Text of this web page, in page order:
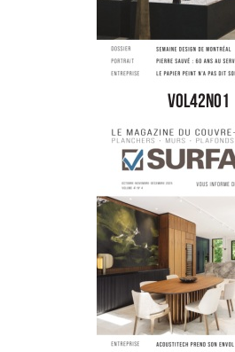
vol42no1